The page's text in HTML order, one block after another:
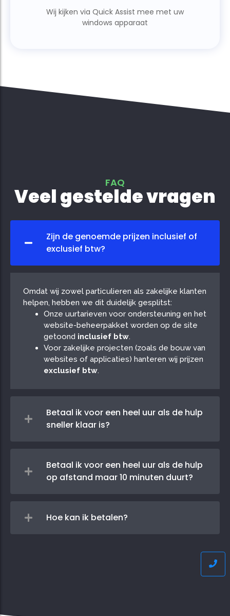
Wij kijken via Quick Assist mee met uw
windows apparaat
FAQ
Veel gestelde vragen
Zijn de genoemde prijzen inclusief of
exclusief btw?
Omdat wij zowel particulieren als zakelijke klanten
helpen, hebben we dit duidelijk gesplitst:
Onze uurtarieven voor ondersteuning en het
website-beheerpakket worden op de site
getoond inclusief btw.
Voor zakelijke projecten (zoals de bouw van
websites of applicaties) hanteren wij prijzen
exclusief btw.
Betaal ik voor een heel uur als de hulp
sneller klaar is?
Betaal ik voor een heel uur als de hulp
op afstand maar 10 minuten duurt?
Hoe kan ik betalen?